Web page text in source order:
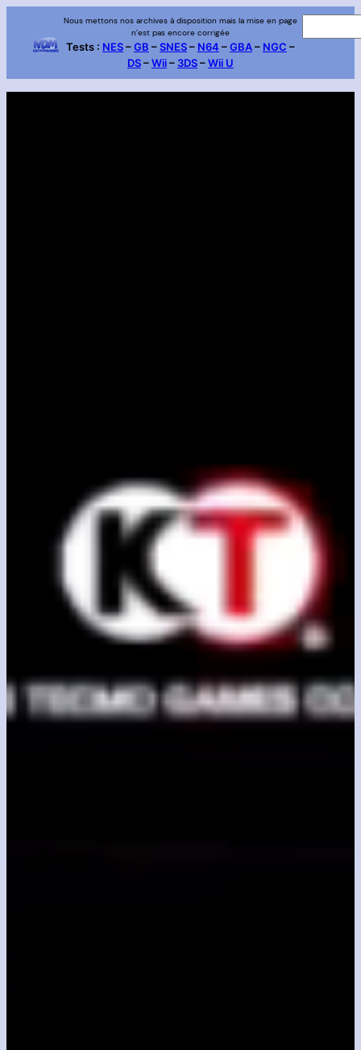
contenu
Nous mettons nos archives à disposition mais la mise en page
n’est pas encore corrigée
Tests : NES–GB –SNES– N64 –GBA– NGC –
DS–Wii– 3DS–Wii U